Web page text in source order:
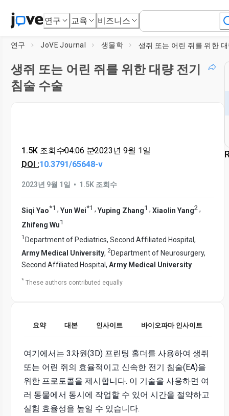
연구 교육 비즈니스
연구 JoVE Journal 생물학
생쥐 또는 어린 쥐를 위한 대량 전기
침술 수술
1.5K 조회수•04:06 분•2023년 9월 1일
DOI :10.3791/65648-v
2023년 9월 1일 • 1.5K 조회수
Siqi Yao*1 , Yun Wei*1 , Yuping Zhang1 , Xiaolin Yang2 ,
Zhifeng Wu1
1 Department of Pediatrics, Second Affiliated Hospital,
Army Medical University, 2Department of Neurosurgery,
Second Affiliated Hospital, Army Medical University
* These authors contributed equally
요약 대본 인사이트 바이오파마 인사이트
여기에서는 3차원(3D) 프린팅 홀더를 사용하여 생쥐
또는 어린 쥐의 효율적이고 신속한 전기 침술(EA)을
위한 프로토콜을 제시합니다. 이 기술을 사용하면 여
러 동물에서 동시에 작업할 수 있어 시간을 절약하고
실험 효율성을 높일 수 있습니다.